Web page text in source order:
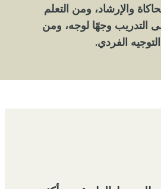
والإرشاد، ومن التعلم
التدريب وجهًا لوجه، ومن
الفردي.